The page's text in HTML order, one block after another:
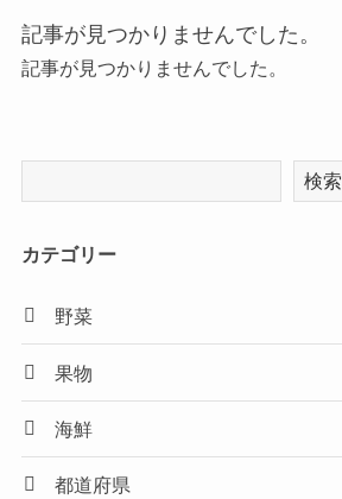
記事が見つかりませんでした。
記事が見つかりませんでした。
検索
カテゴリー
野菜
果物
海鮮
都道府県